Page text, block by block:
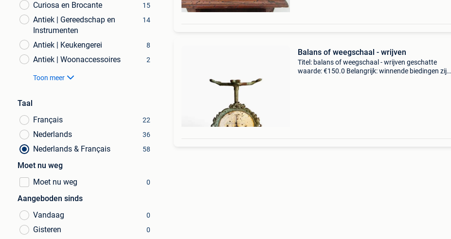
Curiosa en Brocante
15
Antiek | Gereedschap en
Instrumenten
14
Antiek | Keukengerei 8
Antiek | Woonaccessoires 2
Toon meer
Taal
Français
22
Nederlands 36
Nederlands & Français 58
Moet nu weg
Moet nu weg
0
Aangeboden sinds
Vandaag
0
Gisteren 0
Balans of weegschaal - wrijven
Titel: balans of weegschaal - wrijven geschatte
waarde: €150.0 Belangrijk: winnende biedingen zijn